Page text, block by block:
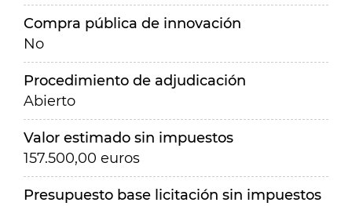
Compra pública de innovación
No
Procedimiento de adjudicación
Abierto
Valor estimado sin impuestos
157.500,00 euros
Presupuesto base licitación sin impuestos